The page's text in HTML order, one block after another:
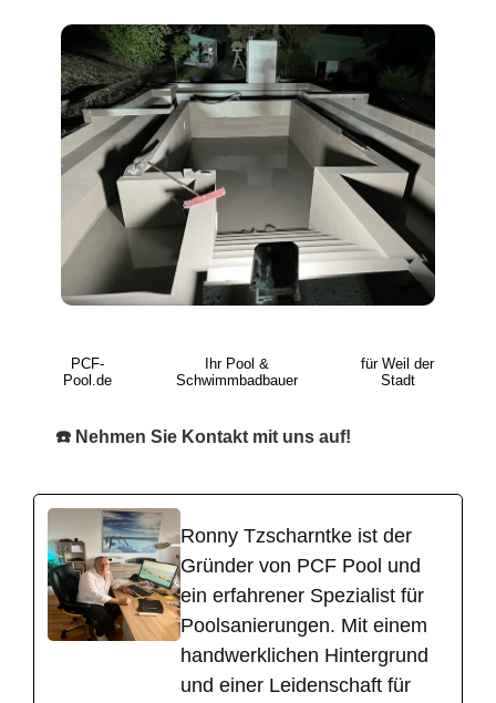
PCF-
Pool.de
Ihr Pool &
Schwimmbadbauer
für Weil der
Stadt
☎️ Nehmen Sie Kontakt mit uns auf!
Ronny Tzscharntke ist der
Gründer von PCF Pool und
ein erfahrener Spezialist für
Poolsanierungen. Mit einem
handwerklichen Hintergrund
und einer Leidenschaft für